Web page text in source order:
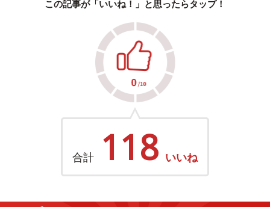
この記事が「いいね！」と思ったらタップ！
合計 118 いいね